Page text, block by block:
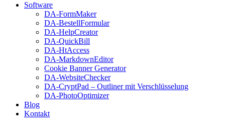
Software
DA-FormMaker
DA-BestellFormular
DA-HelpCreator
DA-QuickBill
DA-HtAccess
DA-MarkdownEditor
Cookie Banner Generator
DA-WebsiteChecker
DA-CryptPad – Outliner mit Verschlüsselung
DA-PhotoOptimizer
Blog
Kontakt